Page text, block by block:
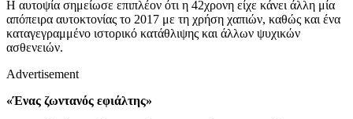
Η αυτοψία σημείωσε επιπλέον ότι η 42χρονη είχε κάνει άλλη μία
απόπειρα αυτοκτονίας το 2017 με τη χρήση χαπιών, καθώς και ένα
καταγεγραμμένο ιστορικό κατάθλιψης και άλλων ψυχικών
ασθενειών.
Advertisement
«Ένας ζωντανός εφιάλτης»